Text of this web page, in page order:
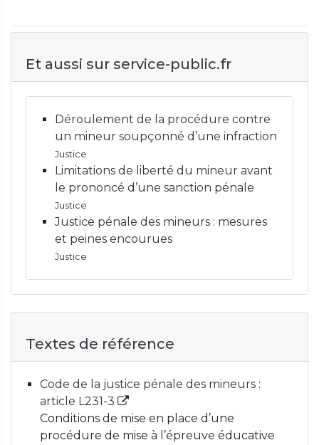
Et aussi sur service-public.fr
Déroulement de la procédure contre
un mineur soupçonné d’une infraction
Justice
Limitations de liberté du mineur avant
le prononcé d’une sanction pénale
Justice
Justice pénale des mineurs : mesures
et peines encourues
Justice
Textes de référence
Code de la justice pénale des mineurs :
article L231-3
Conditions de mise en place d’une
procédure de mise à l’épreuve éducative